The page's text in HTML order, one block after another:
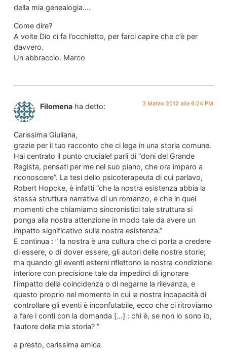
della mia genealogia….
Come dire?
A volte Dio ci fa l’occhietto, per farci capire che c’è per
davvero.
Un abbraccio. Marco
Filomena ha detto: 3 Marzo 2012 alle 6:24 PM
Carissima Giuliana,
grazie per il tuo racconto che ci lega in una storia comune.
Hai centrato il punto cruciale! parli di “doni del Grande
Regista, pensati per me nel suo piano, che ora imparo a
riconoscere”. La tesi dello psicoterapeuta di cui parlavo,
Robert Hopcke, è infatti “che la nostra esistenza abbia la
stessa struttura narrativa di un romanzo, e che in quei
momenti che chiamiamo sincronistici tale struttura si
ponga alla nostra attenzione in modo tale da avere un
impatto significativo sulla nostra esistenza.”
E continua : ” la nostra è una cultura che ci porta a credere
di essere, o di dover essere, gli autori delle nostre storie;
ma quando gli eventi esterni riflettono la nostra condizione
interiore con precisione tale da impedirci di ignorare
l’impatto della coincidenza o di negarne la rilevanza, e
questo proprio nel momento in cui la nostra incapacità di
controllare gli eventi è inconfutabile, ecco che ci ritroviamo
a fare i conti con la domanda […] : chi è, se non lo sono io,
l’autore della mia storia? ”
a presto, carissima amica